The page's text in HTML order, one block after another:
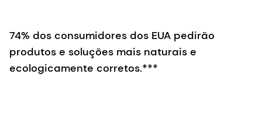
74% dos consumidores dos EUA pedirão
produtos e soluções mais naturais e
ecologicamente corretos.***